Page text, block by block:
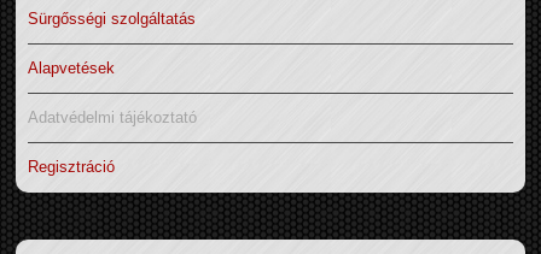
Sürgősségi szolgáltatás
Alapvetések
Adatvédelmi tájékoztató
Regisztráció